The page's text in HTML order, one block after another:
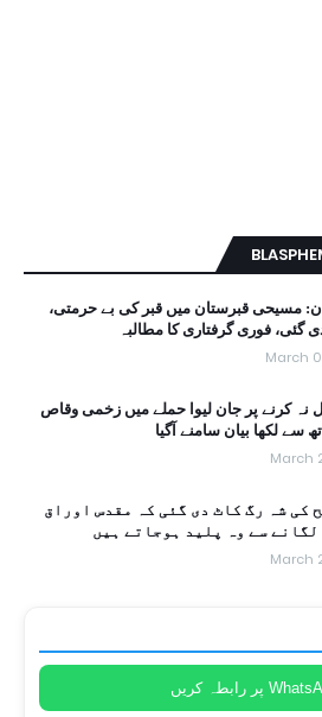
مسیحی قبرستان میں قبر کی بے حرمتی،
گئی، فوری گرفتاری کا مطالبہ
March
نہ کرنے پر جان لیوا حملے میں زخمی وقاص
سے لکھا بیان سامنے آگیا
March
کی شہ رگ کاٹ دی گئی کہ مقدس اوراق
لگانے سے وہ پلید ہوجاتے ہیں
March